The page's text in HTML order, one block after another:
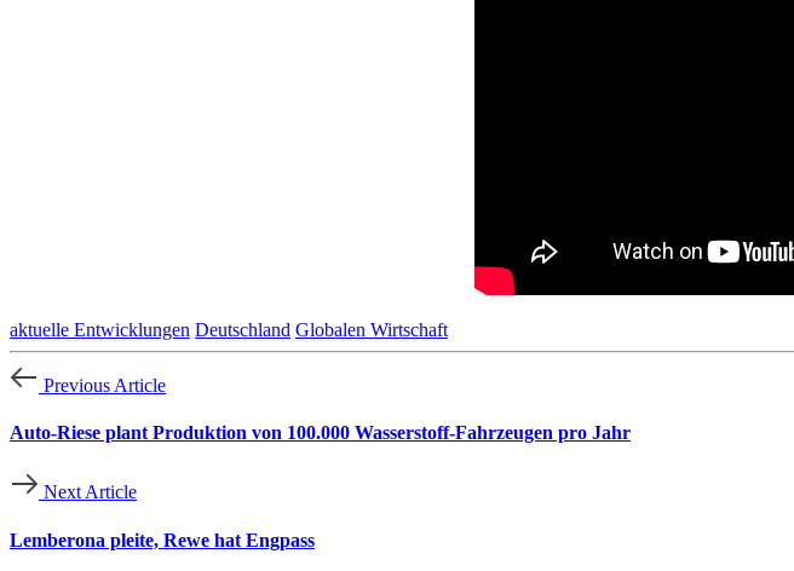
aktuelle Entwicklungen Deutschland Globalen Wirtschaft
Previous Article
Auto-Riese plant Produktion von 100.000 Wasserstoff-Fahrzeugen pro Jahr
Next Article
Lemberona pleite, Rewe hat Engpass